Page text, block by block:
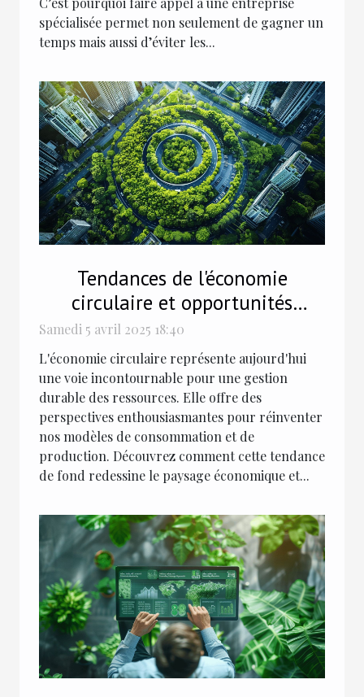
spécialisée permet non seulement de gagner un
temps mais aussi d’éviter les...
Tendances de l'économie
circulaire et opportunités
d'investissement durable
Samedi 5 avril 2025 18:40
L'économie circulaire représente aujourd'hui
une voie incontournable pour une gestion
durable des ressources. Elle offre des
perspectives enthousiasmantes pour réinventer
nos modèles de consommation et de
production. Découvrez comment cette tendance
de fond redessine le paysage économique et...